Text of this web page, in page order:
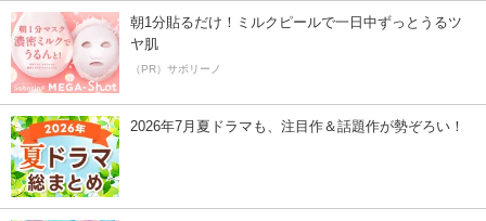
朝1分貼るだけ！ミルクピールで一日中ずっとうるツ
ヤ肌
（PR）サボリーノ
2026年7月夏ドラマも、注目作＆話題作が勢ぞろい！